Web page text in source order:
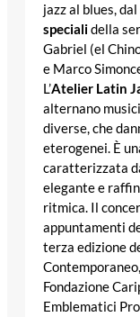
jazz al blues,
specialidella
Gabriel (el
e Marco
L’Atelier Latin
alternano
diverse, che
eterogenei. È
caratterizzata
elegante e
ritmica. Il
appuntamenti
terza edizione
Fondazione
Emblematici